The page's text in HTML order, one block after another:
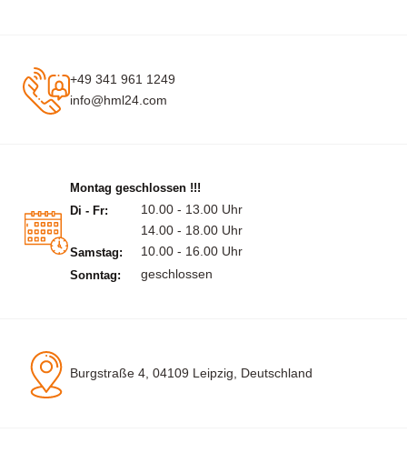
+49 341 961 1249
info@hml24.com
Montag geschlossen !!!
Di - Fr:
10.00 - 13.00 Uhr
14.00 - 18.00 Uhr
Samstag: 10.00 - 16.00 Uhr
Sonntag: geschlossen
Burgstraße 4, 04109 Leipzig, Deutschland